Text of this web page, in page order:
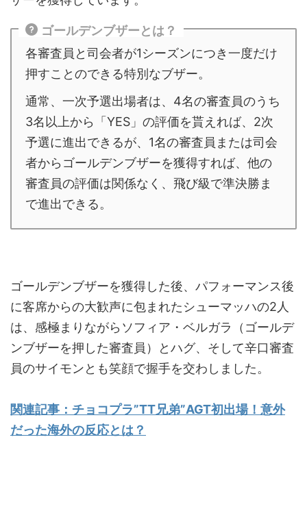
ゴールデンブザーとは？
各審査員と司会者が1シーズンにつき一度だけ
押すことのできる特別なブザー。
通常、一次予選出場者は、4名の審査員のうち
3名以上から「YES」の評価を貰えれば、2次
予選に進出できるが、1名の審査員または司会
者からゴールデンブザーを獲得すれば、他の
審査員の評価は関係なく、飛び級で準決勝ま
で進出できる。
ゴールデンブザーを獲得した後、パフォーマンス後
に客席からの大歓声に包まれたシューマッハの2人
は、感極まりながらソフィア・ベルガラ（ゴールデ
ンブザーを押した審査員）とハグ、そして辛口審査
員のサイモンとも笑顔で握手を交わしました。
関連記事：チョコプラ”TT兄弟”AGT初出場！意外
だった海外の反応とは？